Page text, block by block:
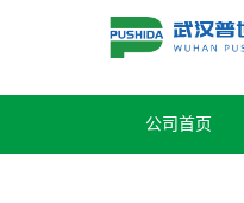
公司首页